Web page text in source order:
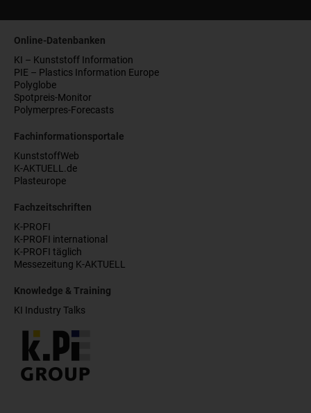
Online-Datenbanken
KI – Kunststoff Information
PIE – Plastics Information Europe
Polyglobe
Spotpreis-Monitor
Polymerpres-Forecasts
Fachinformationsportale
KunststoffWeb
K-AKTUELL.de
Plasteurope
Fachzeitschriften
K-PROFI
K-PROFI international
K-PROFI täglich
Messezeitung K-AKTUELL
Knowledge & Training
KI Industry Talks